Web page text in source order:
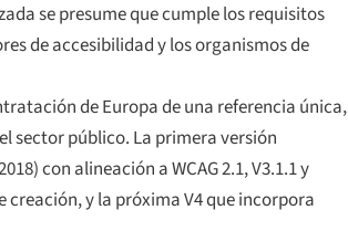
se presume que cumple los requisitos
de accesibilidad y los organismos de
de Europa de una referencia única,
sector público. La primera versión
con alineación a WCAG 2.1, V3.1.1 y
creación, y la próxima V4 que incorpora